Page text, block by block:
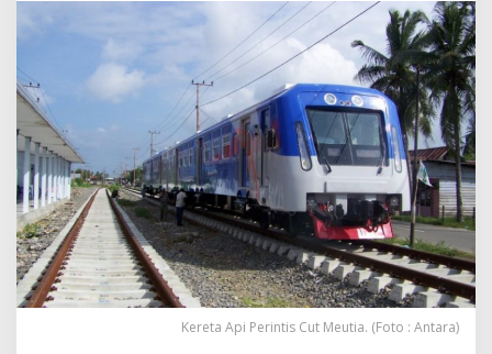
a
S
e
p
e
d
a
M
o
t
o
Kereta Api Perintis Cut Meutia. (Foto : Antara)